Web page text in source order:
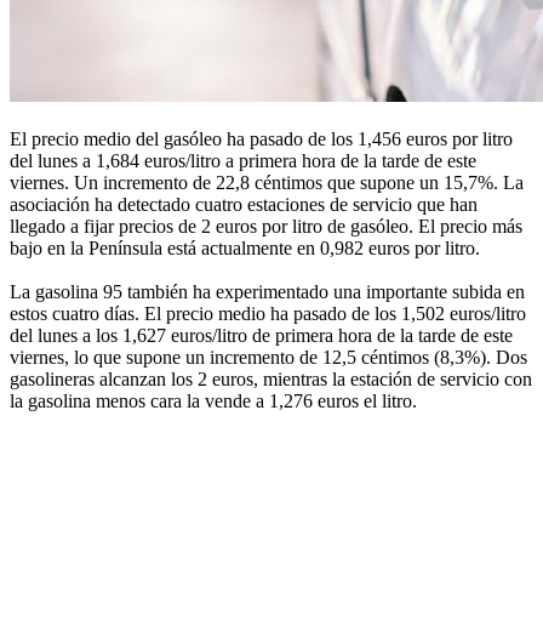
El precio medio del gasóleo ha pasado de los 1,456 euros por litro
del lunes a 1,684 euros/litro a primera hora de la tarde de este
viernes. Un incremento de 22,8 céntimos que supone un 15,7%. La
asociación ha detectado cuatro estaciones de servicio que han
llegado a fijar precios de 2 euros por litro de gasóleo. El precio más
bajo en la Península está actualmente en 0,982 euros por litro.
La gasolina 95 también ha experimentado una importante subida en
estos cuatro días. El precio medio ha pasado de los 1,502 euros/litro
del lunes a los 1,627 euros/litro de primera hora de la tarde de este
viernes, lo que supone un incremento de 12,5 céntimos (8,3%). Dos
gasolineras alcanzan los 2 euros, mientras la estación de servicio con
la gasolina menos cara la vende a 1,276 euros el litro.